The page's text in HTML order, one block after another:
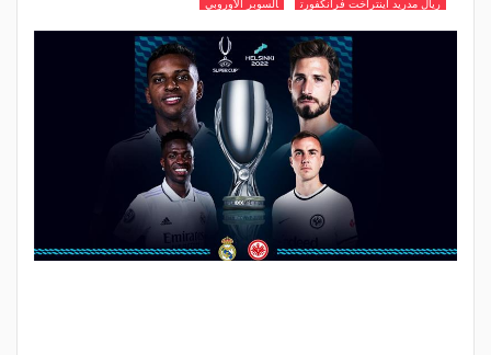
ريال مدريد اينتراخت فرانكفورت السوبر الأوروبي